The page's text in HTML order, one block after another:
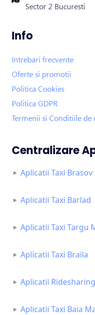
Sector 2 Bucuresti
Info
Intrebari frecvente
Oferte si promotii
Politica Cookies
Politica GDPR
Termenii si Conditiile de
Centralizare
Aplicatii Taxi Brasov
Aplicatii Taxi Barlad
Aplicatii Taxi Targu
Aplicatii Taxi Braila
Aplicatii Ridesharing
Aplicatii Taxi Baia